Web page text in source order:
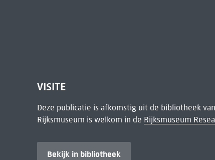
VISITE
Deze publicatie is afkomstig uit de bibliotheek
Rijksmuseum is welkom in de Rijksmuseum
Bekijk in bibliotheek